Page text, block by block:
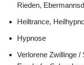
Rieden,
Heiltrance,
Hypnose
Verlorene Zwillinge